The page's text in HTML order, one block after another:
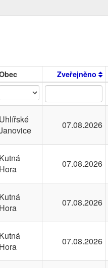
Zveřejněno
Uhlířské
07.08.2026
Kutná
Hora
07.08.2026
Kutná
Hora
07.08.2026
Kutná
Hora
07.08.2026